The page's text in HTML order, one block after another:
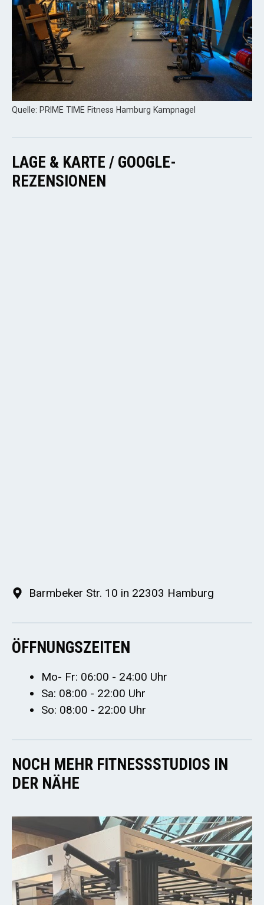
Quelle: PRIME TIME Fitness Hamburg Kampnagel
LAGE & KARTE / GOOGLE-
REZENSIONEN
Barmbeker Str. 10 in 22303 Hamburg
ÖFFNUNGSZEITEN
Mo- Fr: 06:00 - 24:00 Uhr
Sa: 08:00 - 22:00 Uhr
So: 08:00 - 22:00 Uhr
NOCH MEHR FITNESSSTUDIOS IN
DER NÄHE